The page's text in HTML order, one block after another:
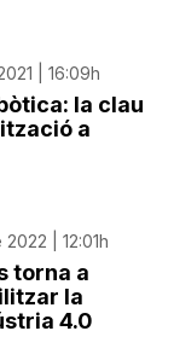
| 16:09h
la clau
a
| 12:01h
torna a
la
4.0